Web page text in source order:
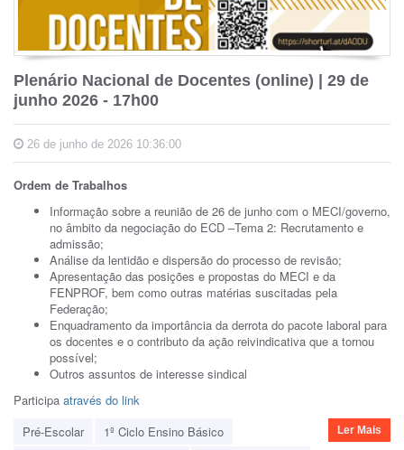
Plenário Nacional de Docentes (online) | 29 de
junho 2026 - 17h00
26 de junho de 2026 10:36:00
Ordem de Trabalhos
Informação sobre a reunião de 26 de junho com o MECI/governo,
no âmbito da negociação do ECD –Tema 2: Recrutamento e
admissão;
Análise da lentidão e dispersão do processo de revisão;
Apresentação das posições e propostas do MECI e da
FENPROF, bem como outras matérias suscitadas pela
Federação;
Enquadramento da importância da derrota do pacote laboral para
os docentes e o contributo da ação reivindicativa que a tornou
possível;
Outros assuntos de interesse sindical
Participa através do link
Pré-Escolar
1º Ciclo Ensino Básico
Ler Mais